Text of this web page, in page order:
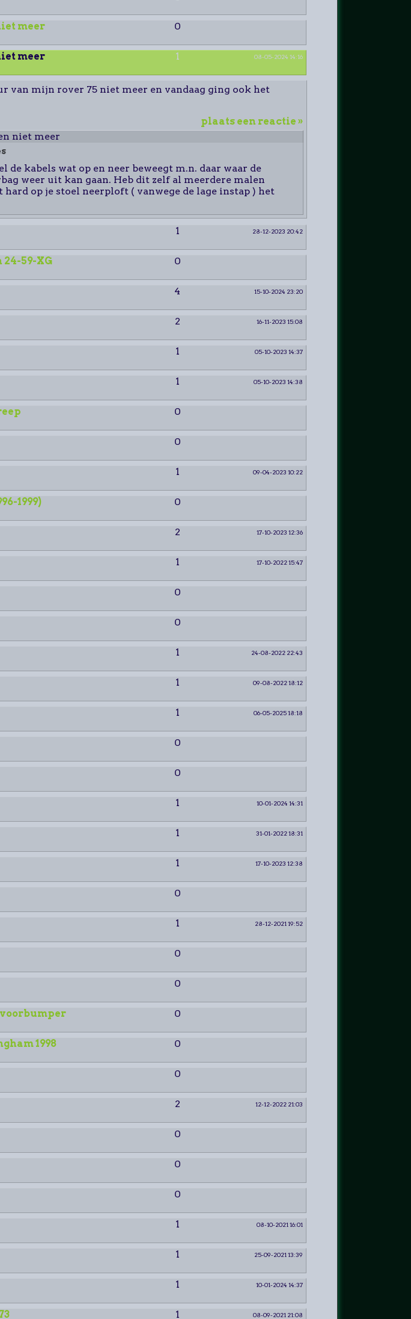
meer 0
meer 1
08-05-2024 14:16
van mijn rover 75 niet meer en vandaag ging ook het
plaats een reactie »
niet meer
de kabels wat op en neer beweegt m.n. daar waar de
weer uit kan gaan. Heb dit zelf al meerdere malen
op je stoel neerploft ( vanwege de lage instap ) het
1
28-12-2023 20:42
59-XG 0
4
15-10-2024 23:20
2
16-11-2023 15:08
1
05-10-2023 14:37
1
05-10-2023 14:38
0
0
1
09-04-2023 10:22
1999) 0
2
17-10-2023 12:36
1
17-10-2022 15:47
0
0
1
24-08-2022 22:43
1
09-08-2022 18:12
1
06-05-2025 18:18
0
0
1
10-01-2024 14:31
1
31-01-2022 18:31
1
17-10-2023 12:38
0
1
28-12-2021 19:52
0
0
0
1998 0
0
2
12-12-2022 21:03
0
0
0
1
08-10-2021 16:01
1
25-09-2021 13:39
1
10-01-2024 14:37
1 08-09-2021 21:08